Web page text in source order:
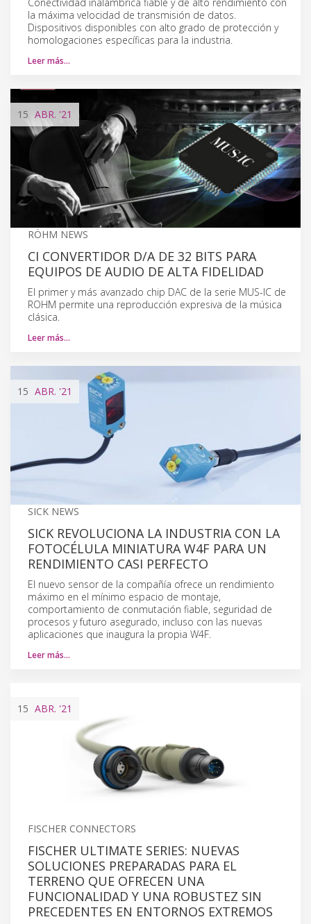
la máxima velocidad de transmisión de datos.
Dispositivos disponibles con alto grado de protección y
homologaciones específicas para la industria.
Leer más…
15 ABR. '21
RÖHM NEWS
CI CONVERTIDOR D/A DE 32 BITS PARA
EQUIPOS DE AUDIO DE ALTA FIDELIDAD
El primer y más avanzado chip DAC de la serie MUS-IC de
ROHM permite una reproducción expresiva de la música
clásica.
Leer más…
15 ABR. '21
SICK NEWS
SICK REVOLUCIONA LA INDUSTRIA CON LA
FOTOCÉLULA MINIATURA W4F PARA UN
RENDIMIENTO CASI PERFECTO
El nuevo sensor de la compañía ofrece un rendimiento
máximo en el mínimo espacio de montaje,
comportamiento de conmutación fiable, seguridad de
procesos y futuro asegurado, incluso con las nuevas
aplicaciones que inaugura la propia W4F.
Leer más…
15 ABR. '21
FISCHER CONNECTORS
FISCHER ULTIMATE SERIES: NUEVAS
SOLUCIONES PREPARADAS PARA EL
TERRENO QUE OFRECEN UNA
FUNCIONALIDAD Y UNA ROBUSTEZ SIN
PRECEDENTES EN ENTORNOS EXTREMOS